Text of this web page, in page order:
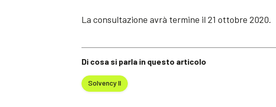
Di cosa si parla in questo articolo
Solvency II
La consultazione avrà termine il 21 ottobre 2020.